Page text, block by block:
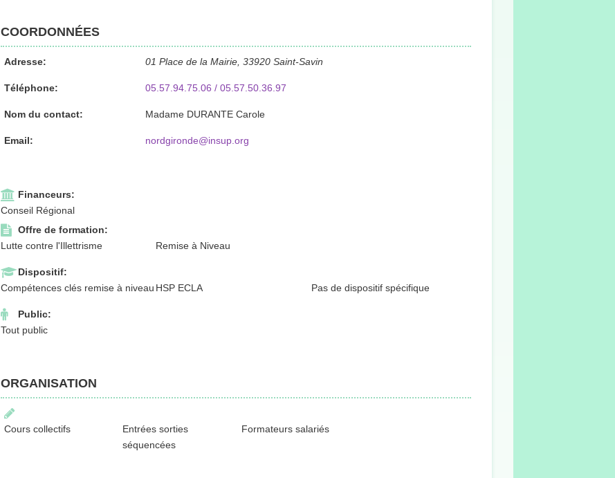
COORDONNÉES
Adresse: 01 Place de la Mairie, 33920 Saint-Savin
Téléphone: 05.57.94.75.06 / 05.57.50.36.97
Nom du contact: Madame DURANTE Carole
Email: nordgironde@insup.org
Financeurs:
Conseil Régional
Offre de formation:
Lutte contre l'Illettrisme
Remise à Niveau
Dispositif:
Compétences clés remise à niveau HSP ECLA Pas de dispositif spécifique
Public:
Tout public
ORGANISATION
Cours collectifs
Entrées sorties
séquencées
Formateurs salariés